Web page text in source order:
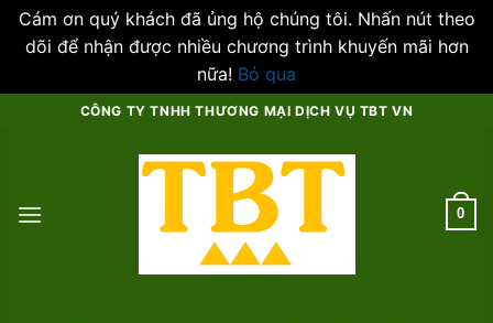
Cám ơn quý khách đã ủng hộ chúng tôi. Nhấn nút theo
dõi để nhận được nhiều chương trình khuyến mãi hơn
nữa! Bỏ qua
CÔNG TY TNHH THƯƠNG MẠI DỊCH VỤ TBT VN
0